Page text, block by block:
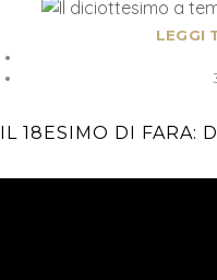
LEGGI
IL 18ESIMO DI FARA: